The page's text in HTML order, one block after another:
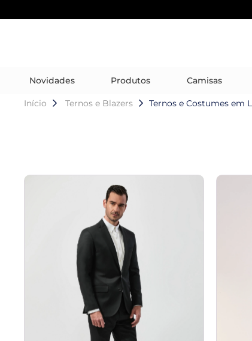
Novidades Produtos Camisas
Início Ternos e Blazers Ternos e Costumes em